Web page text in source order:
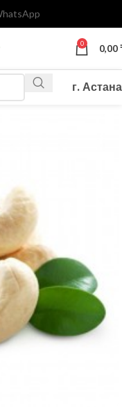
0 0,00
г. Астана